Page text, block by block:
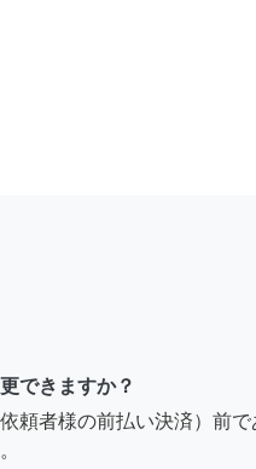
できますか？
頼者様の前払い決済）前で